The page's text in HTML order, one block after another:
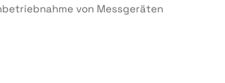
von Messgeräten